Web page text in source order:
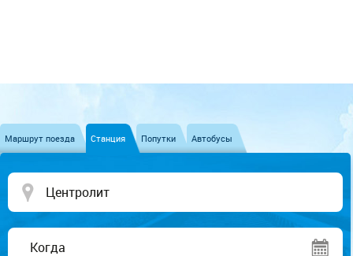
Маршрут поезда Станция Попутки Автобусы